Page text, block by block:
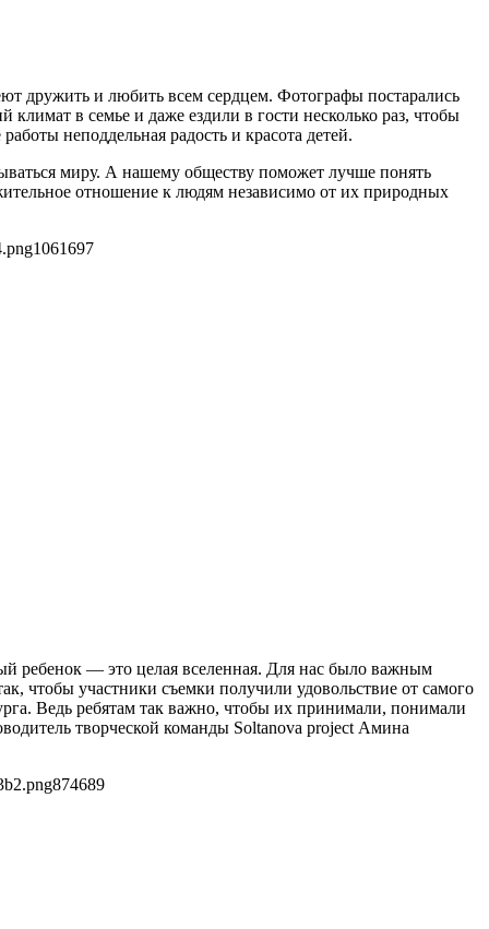
дружить и любить всем сердцем. Фотографы постарались
в семье и даже ездили в гости несколько раз, чтобы
неподдельная радость и красота детей.
миру. А нашему обществу поможет лучше понять
отношение к людям независимо от их природных
1061697
ребенок — это целая вселенная. Для нас было важным
чтобы участники съемки получили удовольствие от самого
Ведь ребятам так важно, чтобы их принимали, понимали
творческой команды Soltanova project Амина
874689